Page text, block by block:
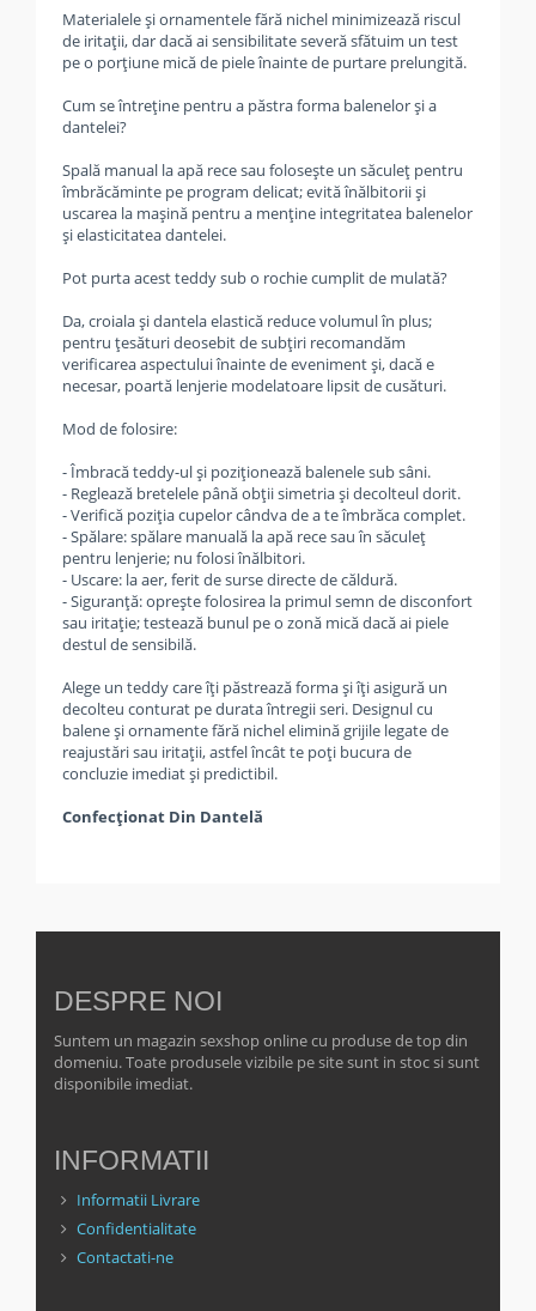
Materialele și ornamentele fără nichel minimizează riscul
de iritații, dar dacă ai sensibilitate severă sfătuim un test
pe o porțiune mică de piele înainte de purtare prelungită.
Cum se întreține pentru a păstra forma balenelor și a
dantelei?
Spală manual la apă rece sau folosește un săculeț pentru
îmbrăcăminte pe program delicat; evită înălbitorii și
uscarea la mașină pentru a menține integritatea balenelor
și elasticitatea dantelei.
Pot purta acest teddy sub o rochie cumplit de mulată?
Da, croiala și dantela elastică reduce volumul în plus;
pentru țesături deosebit de subțiri recomandăm
verificarea aspectului înainte de eveniment și, dacă e
necesar, poartă lenjerie modelatoare lipsit de cusături.
Mod de folosire:
- Îmbracă teddy-ul și poziționează balenele sub sâni.
- Reglează bretelele până obții simetria și decolteul dorit.
- Verifică poziția cupelor cândva de a te îmbrăca complet.
- Spălare: spălare manuală la apă rece sau în săculeț
pentru lenjerie; nu folosi înălbitori.
- Uscare: la aer, ferit de surse directe de căldură.
- Siguranță: oprește folosirea la primul semn de disconfort
sau iritație; testează bunul pe o zonă mică dacă ai piele
destul de sensibilă.
Alege un teddy care îți păstrează forma și îți asigură un
decolteu conturat pe durata întregii seri. Designul cu
balene și ornamente fără nichel elimină grijile legate de
reajustări sau iritații, astfel încât te poți bucura de
concluzie imediat și predictibil.
Confecționat Din Dantelă
DESPRE NOI
Suntem un magazin sexshop online cu produse de top din
domeniu. Toate produsele vizibile pe site sunt in stoc si sunt
disponibile imediat.
INFORMATII
Informatii Livrare
Confidentialitate
Contactati-ne